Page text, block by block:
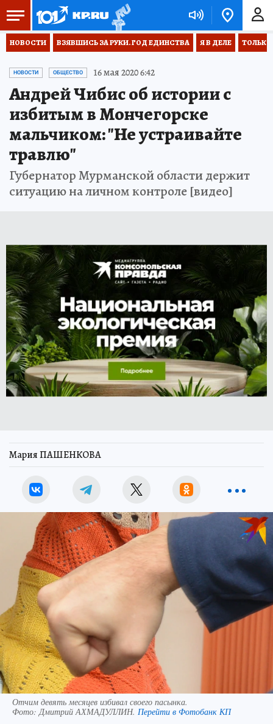
НОВОСТИ ВЗЯВШИСЬ ЗА РУКИ. ГОД ЕДИНСТВА Я В ДЕЛЕ ТОЛЬКО
НОВОСТИ ОБЩЕСТВО 16 мая 2020 6:42
Андрей Чибис об истории с
избитым в Мончегорске
мальчиком: "Не устраивайте
травлю"
Губернатор Мурманской области держит
ситуацию на личном контроле [видео]
Мария ПАШЕНКОВА
Отчим девять месяцев избивал своего пасынка.
Фото: Дмитрий АХМАДУЛЛИН. Перейти в Фотобанк КП